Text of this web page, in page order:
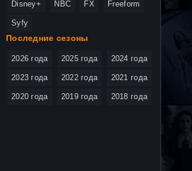
Disney+ NBC FX Freeform
Syfy
Последние сезоны
2026 года 2025 года 2024 года
2023 года 2022 года 2021 года
2020 года 2019 года 2018 года